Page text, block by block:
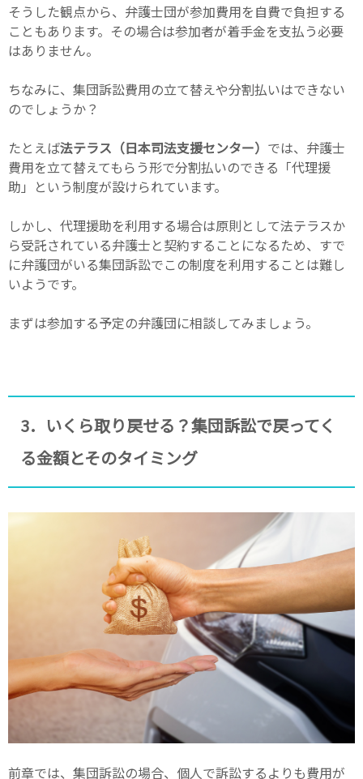
そうした観点から、弁護士団が参加費用を自費で負担する
こともあります。その場合は参加者が着手金を支払う必要
はありません。
ちなみに、集団訴訟費用の立て替えや分割払いはできない
のでしょうか？
たとえば法テラス（日本司法支援センター） では、弁護士
費用を立て替えてもらう形で分割払いのできる「代理援
助」という制度が設けられています。
しかし、代理援助を利用する場合は原則として法テラスか
ら受託されている弁護士と契約することになるため、すで
に弁護団がいる集団訴訟でこの制度を利用することは難し
いようです。
まずは参加する予定の弁護団に相談してみましょう。
3．いくら取り戻せる？集団訴訟で戻ってく
る金額とそのタイミング
前章では、集団訴訟の場合、個人で訴訟するよりも費用が